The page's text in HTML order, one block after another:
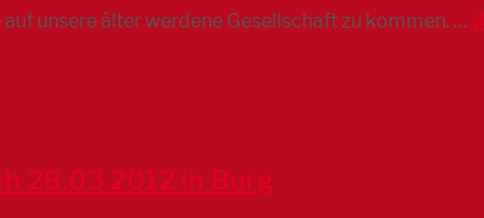
unsere älter werdene Gesellschaft zu kommen. …
28.03.2012 in Burg